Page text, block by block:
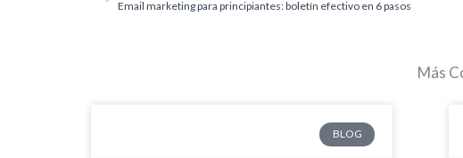
Email marketing para principiantes: boletín efectivo en 6 pasos
Más
BLOG